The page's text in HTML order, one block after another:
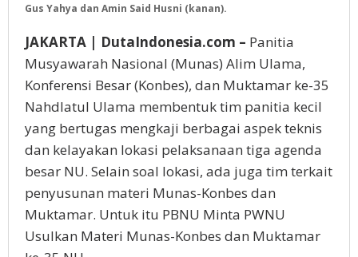
Gus Yahya dan Amin Said Husni (kanan).
JAKARTA | DutaIndonesia.com – Panitia
Musyawarah Nasional (Munas) Alim Ulama,
Konferensi Besar (Konbes), dan Muktamar ke-35
Nahdlatul Ulama membentuk tim panitia kecil
yang bertugas mengkaji berbagai aspek teknis
dan kelayakan lokasi pelaksanaan tiga agenda
besar NU. Selain soal lokasi, ada juga tim terkait
penyusunan materi Munas-Konbes dan
Muktamar. Untuk itu PBNU Minta PWNU
Usulkan Materi Munas-Konbes dan Muktamar